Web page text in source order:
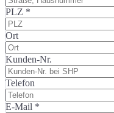
PLZ *
Ort
Kunden-Nr.
Telefon
E-Mail *